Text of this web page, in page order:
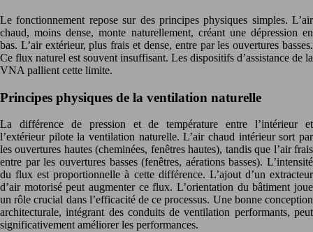
Le fonctionnement repose sur des principes physiques simples. L’air
chaud, moins dense, monte naturellement, créant une dépression en
bas. L’air extérieur, plus frais et dense, entre par les ouvertures basses.
Ce flux naturel est souvent insuffisant. Les dispositifs d’assistance de la
VNA pallient cette limite.
Principes physiques de la ventilation naturelle
La différence de pression et de température entre l’intérieur et
l’extérieur pilote la ventilation naturelle. L’air chaud intérieur sort par
les ouvertures hautes (cheminées, fenêtres hautes), tandis que l’air frais
entre par les ouvertures basses (fenêtres, aérations basses). L’intensité
du flux est proportionnelle à cette différence. L’ajout d’un extracteur
d’air motorisé peut augmenter ce flux. L’orientation du bâtiment joue
un rôle crucial dans l’efficacité de ce processus. Une bonne conception
architecturale, intégrant des conduits de ventilation performants, peut
significativement améliorer les performances.